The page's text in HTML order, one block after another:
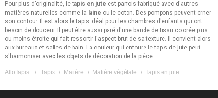
Pour plus d'originalité, le tapis en jute est parfois fabriqué avec d'autres
matières naturelles comme la laine ou le coton. Des pompons peuvent orner
son contour. Il est alors le tapis idéal pour les chambres d'enfants qui ont
besoin de douceur. Il peut être aussi paré d'une bande de tissu colorée plus
ou moins étroite qui fait ressortir l'aspect brut de sa texture. Il convient alors
aux bureaux et salles de bain. La couleur qui entoure le tapis de jute peut
s'harmoniser avec les objets de décoration de la pièce.
AlloTapis / Tapis / Matière / Matière végétale / Tapis en jute